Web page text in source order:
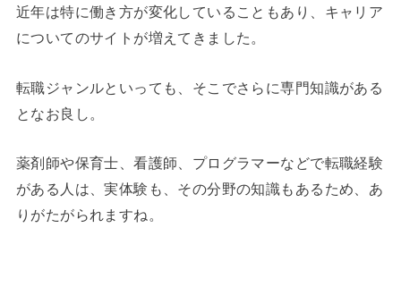
近年は特に働き方が変化していることもあり、キャリア
についてのサイトが増えてきました。
転職ジャンルといっても、そこでさらに専門知識がある
となお良し。
薬剤師や保育士、看護師、プログラマーなどで転職経験
がある人は、実体験も、その分野の知識もあるため、あ
りがたがられますね。